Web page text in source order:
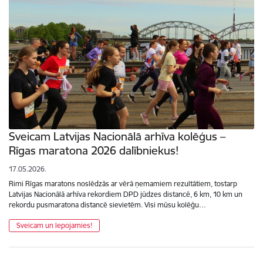
Sveicam Latvijas Nacionālā arhīva kolēģus –
Rīgas maratona 2026 dalībniekus!
17.05.2026.
Rimi Rīgas maratons noslēdzās ar vērā ņemamiem rezultātiem, tostarp
Latvijas Nacionālā arhīva rekordiem DPD jūdzes distancē, 6 km, 10 km un
rekordu pusmaratona distancē sievietēm. Visi mūsu kolēģu…
Sveicam un lepojamies!